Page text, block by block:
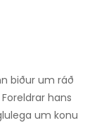
biður um ráð
hans
um konu